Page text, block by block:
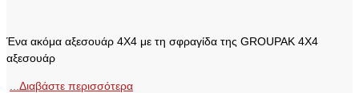
Ένα ακόμα αξεσουάρ 4X4 με τη σφραγίδα της GROUPAK 4Χ4
αξεσουάρ
...Διαβάστε περισσότερα